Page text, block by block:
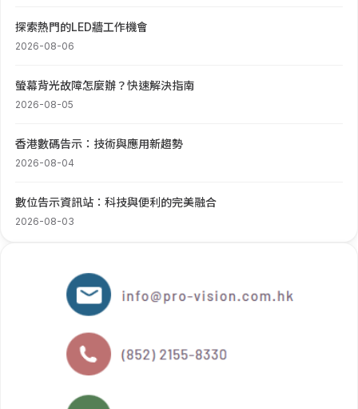
探索熱門的LED牆工作機會
2026-08-06
螢幕背光故障怎麼辦？快速解決指南
2026-08-05
香港數碼告示：技術與應用新趨勢
2026-08-04
數位告示資訊站：科技與便利的完美融合
2026-08-03